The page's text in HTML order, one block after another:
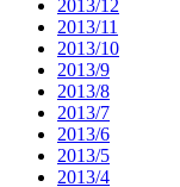
2013/12
2013/11
2013/10
2013/9
2013/8
2013/7
2013/6
2013/5
2013/4